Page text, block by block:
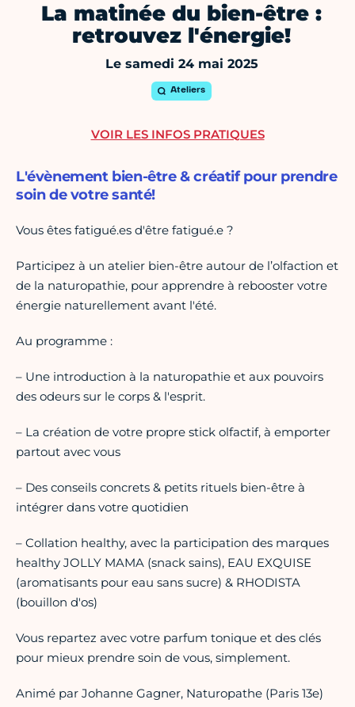
La matinée du bien-être :
retrouvez l'énergie!
Le samedi 24 mai 2025
Ateliers
L'évènement bien-être & créatif pour prendre
soin de votre santé!
Vous êtes fatigué.es d'être fatigué.e ?
Participez à un atelier bien-être autour de l’olfaction et
de la naturopathie, pour apprendre à rebooster votre
énergie naturellement avant l'été.
Au programme :
– Une introduction à la naturopathie et aux pouvoirs
des odeurs sur le corps & l'esprit.
– La création de votre propre stick olfactif, à emporter
partout avec vous
– Des conseils concrets & petits rituels bien-être à
intégrer dans votre quotidien
– Collation healthy, avec la participation des marques
healthy JOLLY MAMA (snack sains), EAU EXQUISE
(aromatisants pour eau sans sucre) & RHODISTA
(bouillon d'os)
Vous repartez avec votre parfum tonique et des clés
pour mieux prendre soin de vous, simplement.
Animé par Johanne Gagner, Naturopathe (Paris 13e)
VOIR LES INFOS PRATIQUES